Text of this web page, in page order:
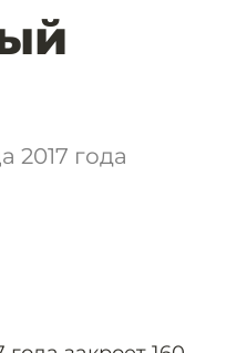
2017 года